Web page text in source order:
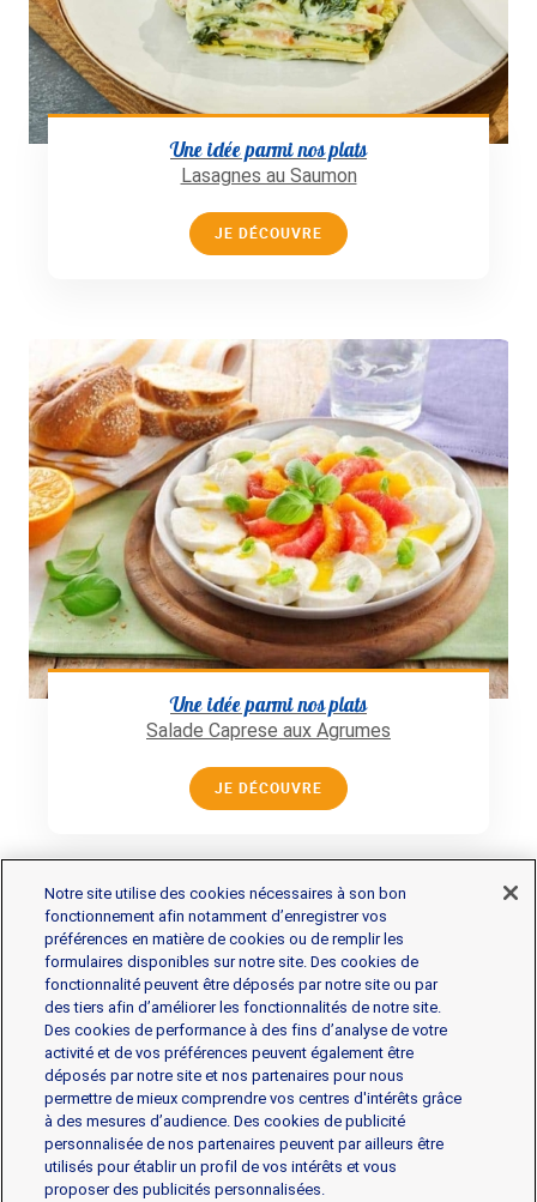
Une idée parmi nos plats
Lasagnes au Saumon
JE DÉCOUVRE
Une idée parmi nos plats
Salade Caprese aux Agrumes
JE DÉCOUVRE
Les produits
Gorgonzola Mascarpone
Mozzarella
Parmesan et Pâtes dures
Ricotta
L’assortiment professionale
Notre site utilise des cookies nécessaires à son bon
fonctionnement afin notamment d’enregistrer vos
préférences en matière de cookies ou de remplir les
formulaires disponibles sur notre site. Des cookies de
fonctionnalité peuvent être déposés par notre site ou par
des tiers afin d’améliorer les fonctionnalités de notre site.
Des cookies de performance à des fins d’analyse de votre
activité et de vos préférences peuvent également être
déposés par notre site et nos partenaires pour nous
permettre de mieux comprendre vos centres d'intérêts grâce
à des mesures d’audience. Des cookies de publicité
personnalisée de nos partenaires peuvent par ailleurs être
utilisés pour établir un profil de vos intérêts et vous
proposer des publicités personnalisées.